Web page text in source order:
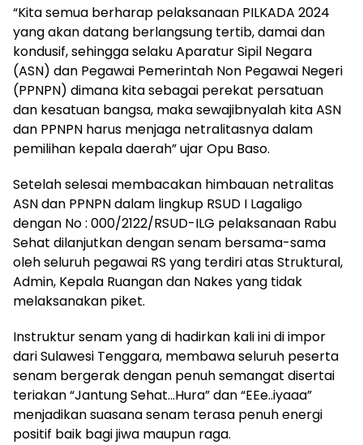
“Kita semua berharap pelaksanaan PILKADA 2024
yang akan datang berlangsung tertib, damai dan
kondusif, sehingga selaku Aparatur Sipil Negara
(ASN) dan Pegawai Pemerintah Non Pegawai Negeri
(PPNPN) dimana kita sebagai perekat persatuan
dan kesatuan bangsa, maka sewajibnyalah kita ASN
dan PPNPN harus menjaga netralitasnya dalam
pemilihan kepala daerah” ujar Opu Baso.
Setelah selesai membacakan himbauan netralitas
ASN dan PPNPN dalam lingkup RSUD I Lagaligo
dengan No : 000/2122/RSUD-ILG pelaksanaan Rabu
Sehat dilanjutkan dengan senam bersama-sama
oleh seluruh pegawai RS yang terdiri atas Struktural,
Admin, Kepala Ruangan dan Nakes yang tidak
melaksanakan piket.
Instruktur senam yang di hadirkan kali ini di impor
dari Sulawesi Tenggara, membawa seluruh peserta
senam bergerak dengan penuh semangat disertai
teriakan “Jantung Sehat…Hura” dan “EEe..iyaaa”
menjadikan suasana senam terasa penuh energi
positif baik bagi jiwa maupun raga.